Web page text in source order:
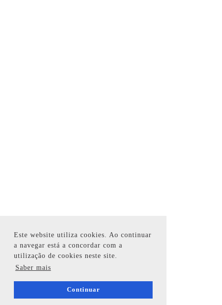
Este website utiliza cookies. Ao continuar
a navegar está a concordar com a
utilização de cookies neste site.
Saber mais
Continuar